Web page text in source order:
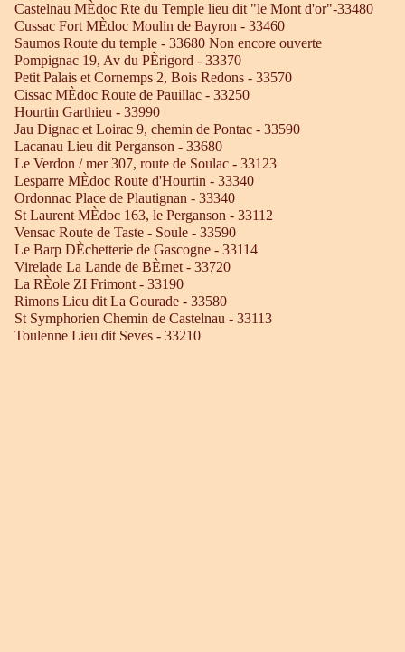
Castelnau MÈdoc Rte du Temple lieu dit "le Mont d'or"-33480
Cussac Fort MÈdoc Moulin de Bayron - 33460
Saumos Route du temple - 33680 Non encore ouverte
Pompignac 19, Av du PÈrigord - 33370
Petit Palais et Cornemps 2, Bois Redons - 33570
Cissac MÈdoc Route de Pauillac - 33250
Hourtin Garthieu - 33990
Jau Dignac et Loirac 9, chemin de Pontac - 33590
Lacanau Lieu dit Perganson - 33680
Le Verdon / mer 307, route de Soulac - 33123
Lesparre MÈdoc Route d'Hourtin - 33340
Ordonnac Place de Plautignan - 33340
St Laurent MÈdoc 163, le Perganson - 33112
Vensac Route de Taste - Soule - 33590
Le Barp DÈchetterie de Gascogne - 33114
Virelade La Lande de BÈrnet - 33720
La RÈole ZI Frimont - 33190
Rimons Lieu dit La Gourade - 33580
St Symphorien Chemin de Castelnau - 33113
Toulenne Lieu dit Seves - 33210